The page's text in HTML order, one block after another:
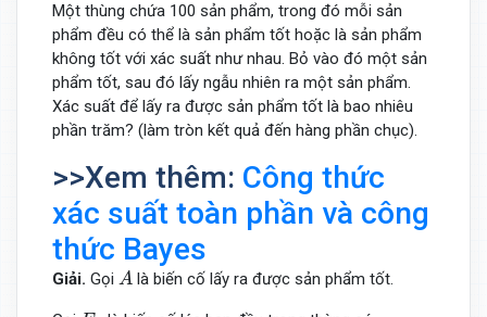
Một thùng chứa 100 sản phẩm, trong đó mỗi sản
phẩm đều có thể là sản phẩm tốt hoặc là sản phẩm
không tốt với xác suất như nhau. Bỏ vào đó một sản
phẩm tốt, sau đó lấy ngẫu nhiên ra một sản phẩm.
Xác suất để lấy ra được sản phẩm tốt là bao nhiêu
phần trăm? (làm tròn kết quả đến hàng phần chục).
>>Xem thêm: Công thức
xác suất toàn phần và công
thức Bayes
Giải. Gọi A
A là biến cố lấy ra được sản phẩm tốt.
Ek